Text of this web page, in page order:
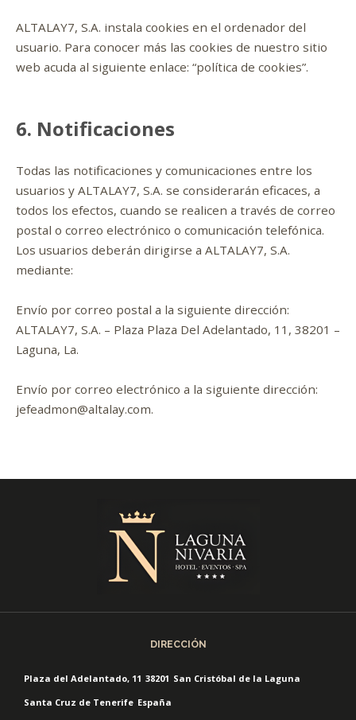
ALTALAY7, S.A. instala cookies en el ordenador del
usuario. Para conocer más las cookies de nuestro sitio
web acuda al siguiente enlace: “política de cookies”.
6. Notificaciones
Todas las notificaciones y comunicaciones entre los
usuarios y ALTALAY7, S.A. se considerarán eficaces, a
todos los efectos, cuando se realicen a través de correo
postal o correo electrónico o comunicación telefónica.
Los usuarios deberán dirigirse a ALTALAY7, S.A.
mediante:
Envío por correo postal a la siguiente dirección:
ALTALAY7, S.A. – Plaza Plaza Del Adelantado, 11, 38201 –
Laguna, La.
Envío por correo electrónico a la siguiente dirección:
jefeadmon@altalay.com.
DIRECCIÓN
Plaza del Adelantado, 11 38201 San Cristóbal de la Laguna
Santa Cruz de Tenerife España